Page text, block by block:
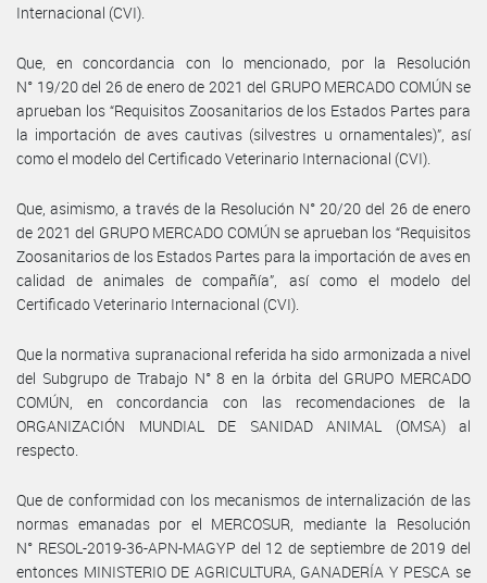
Internacional (CVI).
Que, en concordancia con lo mencionado, por la Resolución
N° 19/20 del 26 de enero de 2021 del GRUPO MERCADO COMÚN se
aprueban los “Requisitos Zoosanitarios de los Estados Partes para
la importación de aves cautivas (silvestres u ornamentales)”, así
como el modelo del Certificado Veterinario Internacional (CVI).
Que, asimismo, a través de la Resolución N° 20/20 del 26 de enero
de 2021 del GRUPO MERCADO COMÚN se aprueban los “Requisitos
Zoosanitarios de los Estados Partes para la importación de aves en
calidad de animales de compañía”, así como el modelo del
Certificado Veterinario Internacional (CVI).
Que la normativa supranacional referida ha sido armonizada a nivel
del Subgrupo de Trabajo N° 8 en la órbita del GRUPO MERCADO
COMÚN, en concordancia con las recomendaciones de la
ORGANIZACIÓN MUNDIAL DE SANIDAD ANIMAL (OMSA) al
respecto.
Que de conformidad con los mecanismos de internalización de las
normas emanadas por el MERCOSUR, mediante la Resolución
N° RESOL-2019-36-APN-MAGYP del 12 de septiembre de 2019 del
entonces MINISTERIO DE AGRICULTURA, GANADERÍA Y PESCA se